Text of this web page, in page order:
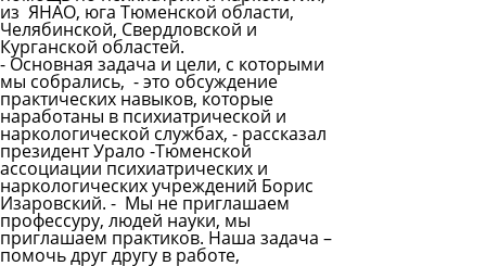
из ЯНАО, юга Тюменской области,
Челябинской, Свердловской и
Курганской областей.
- Основная задача и цели, с которыми
мы собрались, - это обсуждение
практических навыков, которые
наработаны в психиатрической и
наркологической службах, - рассказал
президент Урало -Тюменской
ассоциации психиатрических и
наркологических учреждений Борис
Изаровский. - Мы не приглашаем
профессуру, людей науки, мы
приглашаем практиков. Наша задача –
помочь друг другу в работе,